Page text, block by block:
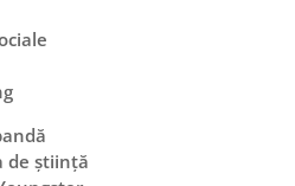
de știință